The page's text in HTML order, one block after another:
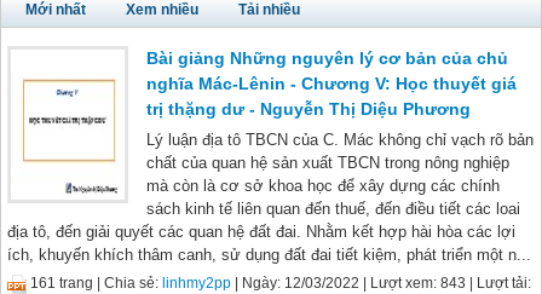
Mới nhất Xem nhiều Tải nhiều
Bài giảng Những nguyên lý cơ bản của chủ
nghĩa Mác-Lênin - Chương V: Học thuyết giá
trị thặng dư - Nguyễn Thị Diệu Phương
Lý luận địa tô TBCN của C. Mác không chỉ vạch rõ bản
chất của quan hệ sản xuất TBCN trong nông nghiệp
mà còn là cơ sở khoa học để xây dựng các chính
sách kinh tế liên quan đến thuế, đến điều tiết các loai
địa tô, đến giải quyết các quan hệ đất đai. Nhằm kết hợp hài hòa các lợi
ích, khuyến khích thâm canh, sử dụng đất đai tiết kiệm, phát triển một n...
161 trang | Chia sẻ: linhmy2pp | Ngày: 12/03/2022 | Lượt xem: 843 | Lượt tải: